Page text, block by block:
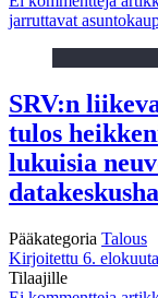
jarruttavat
SRV:n
tulos
lukuisia
Pääkategoria Talous
Kirjoitettu 6.
Tilaajille